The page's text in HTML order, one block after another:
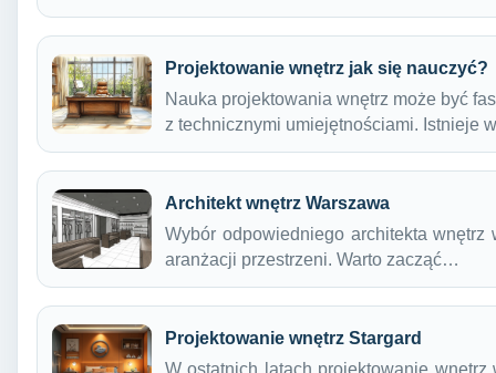
Projektowanie wnętrz jak się nauczyć?
Nauka projektowania wnętrz może być
z technicznymi umiejętnościami. Istnieje
Architekt wnętrz Warszawa
Wybór odpowiedniego architekta
aranżacji przestrzeni. Warto zacząć…
Projektowanie wnętrz Stargard
W ostatnich latach projektowanie wnętrz